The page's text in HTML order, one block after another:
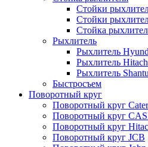
Стойки
Стойки
Стойка
Рыхлитель
Рыхлитель
Рыхлитель
Рыхлитель
Быстросъем
Поворотный круг
Поворотный круг
Поворотный круг
Поворотный круг
Поворотный круг JCB